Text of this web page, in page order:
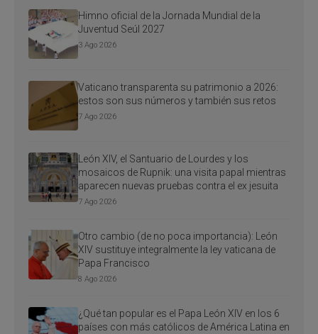
Himno oficial de la Jornada Mundial de la
Juventud Seúl 2027
3 Ago 2026
Vaticano transparenta su patrimonio a 2026:
estos son sus números y también sus retos
7 Ago 2026
León XIV, el Santuario de Lourdes y los
mosaicos de Rupnik: una visita papal mientras
aparecen nuevas pruebas contra el ex jesuita
7 Ago 2026
Otro cambio (de no poca importancia): León
XIV sustituye integralmente la ley vaticana de
Papa Francisco
8 Ago 2026
¿Qué tan popular es el Papa León XIV en los 6
países con más católicos de América Latina en